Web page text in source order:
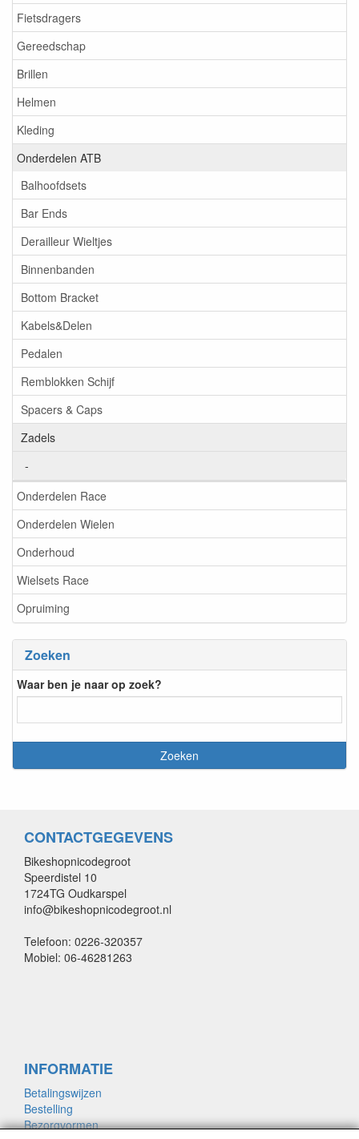
Fietsdragers
Gereedschap
Brillen
Helmen
Kleding
Onderdelen ATB
Balhoofdsets
Bar Ends
Derailleur Wieltjes
Binnenbanden
Bottom Bracket
Kabels&Delen
Pedalen
Remblokken Schijf
Spacers & Caps
Zadels
-
Onderdelen Race
Onderdelen Wielen
Onderhoud
Wielsets Race
Opruiming
Zoeken
Waar ben je naar op zoek?
CONTACTGEGEVENS
Bikeshopnicodegroot
Speerdistel 10
1724TG Oudkarspel
info@bikeshopnicodegroot.nl
Telefoon: 0226-320357
Mobiel: 06-46281263
INFORMATIE
Betalingswijzen
Bestelling
Bezorgvormen